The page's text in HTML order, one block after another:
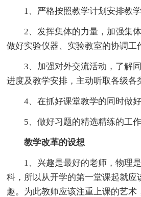
1、严格按照教学计划安排教学
2、发挥集体的力量，加强集体
做好实验仪器、实验教室的协调工
3、加强对外交流活动，了解同
进度及教学安排，主动听取各级各
4、在抓好课堂教学的同时做好
5、做好习题的精选精练的工作
教学改革的设想
1、兴趣是最好的老师，物理是
科，所以从开学的第一堂课起就应
趣。为此教师应该注重上课的艺术